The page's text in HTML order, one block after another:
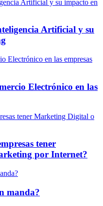
Artificial y su
Electrónico en las
tener
por Internet?
manda?